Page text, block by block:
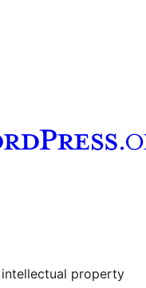
в Tumblr
property